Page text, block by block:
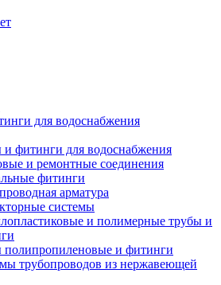
для водоснабжения
и фитинги для водоснабжения
и ремонтные соединения
фитинги
арматура
системы
и полимерные трубы и
полипропиленовые и фитинги
трубопроводов из нержавеющей